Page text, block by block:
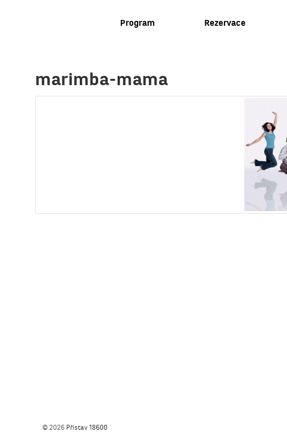
Program Rezervace
marimba-mama
© 2026 Přístav 18600